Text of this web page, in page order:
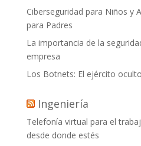
Ciberseguridad para Niños y
para Padres
La importancia de la
empresa
Los Botnets: El ejército
Ingeniería
Telefonía virtual para el
desde donde estés